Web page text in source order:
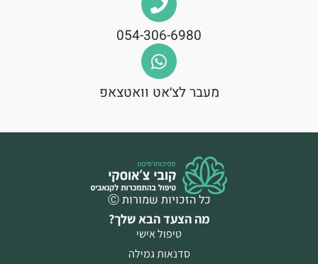
054-306-6980
מעבר לצ׳אט וואטצאפ
כל הזכויות שמורות Ⓒ
מה הצעד הבא שלך?
טיפול אישי
סדנאות גמילה